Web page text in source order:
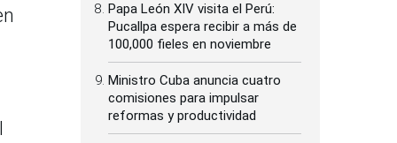
Papa León XIV visita el Perú:
Pucallpa espera recibir a más de
100,000 fieles en noviembre
Ministro Cuba anuncia cuatro
comisiones para impulsar
reformas y productividad